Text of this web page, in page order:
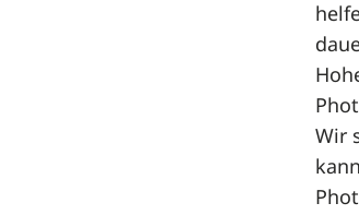
Wir